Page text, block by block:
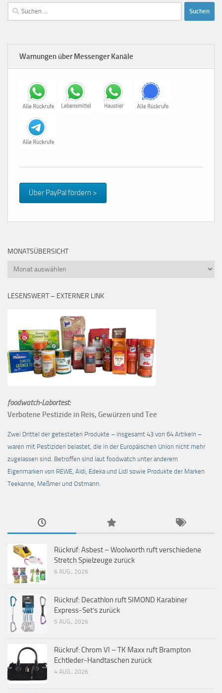
Suchen
nach:
Warnungen über Messenger Kanäle
Über PayPal fördern >
MONATSÜBERSICHT
Monatsübersicht
LESENSWERT – EXTERNER LINK
foodwatch-Labortest:
Verbotene Pestizide in Reis, Gewürzen und Tee
Zwei Drittel der getesteten Produkte – insgesamt 43 von 64 Artikeln –
waren mit Pestiziden belastet, die in der Europäischen Union nicht mehr
zugelassen sind. Betroffen sind laut foodwatch unter anderem
Eigenmarken von REWE, Aldi, Edeka und Lidl sowie Produkte der Marken
Teekanne, Meßmer und Ostmann.
Rückruf: Asbest – Woolworth ruft verschiedene
Stretch Spielzeuge zurück
6 AUG., 2026
Rückruf: Decathlon ruft SIMOND Karabiner
Express-Set’s zurück
5 AUG., 2026
Rückruf: Chrom VI – TK Maxx ruft Brampton
Echtleder-Handtaschen zurück
4 AUG., 2026